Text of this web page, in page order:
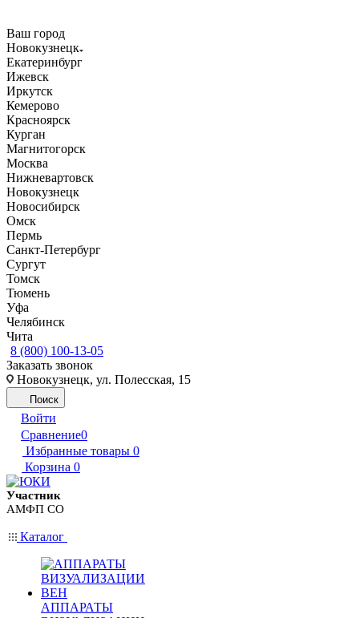
Ваш город
Новокузнецк
Екатеринбург
Ижевск
Иркутск
Кемерово
Красноярск
Курган
Магнитогорск
Москва
Нижневартовск
Новокузнецк
Новосибирск
Омск
Пермь
Санкт-Петербург
Сургут
Томск
Тюмень
Уфа
Челябинск
Чита
8 (800) 100-13-05
Заказать звонок
Новокузнецк, ул. Полесская, 15
Поиск
Войти
Сравнение0
Избранные товары 0
Корзина 0
Участник
АМФП СО
Каталог
АППАРАТЫ